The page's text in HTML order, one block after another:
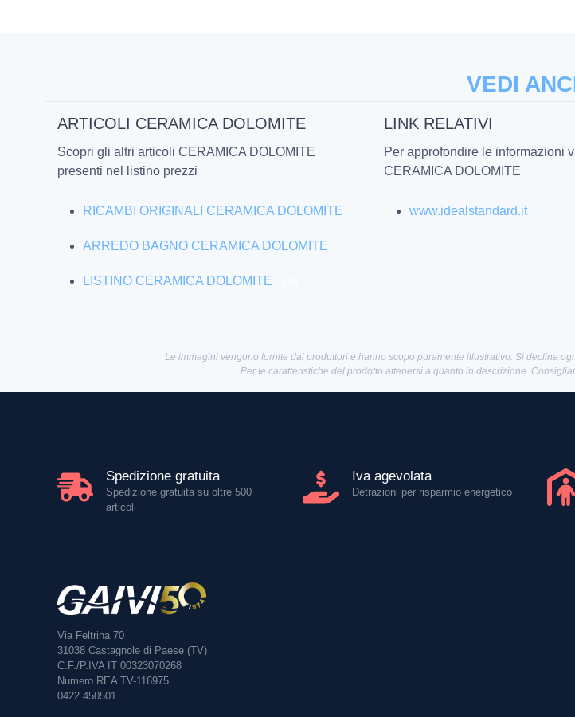
VEDI
ARTICOLI CERAMICA DOLOMITE
Scopri gli altri articoli CERAMICA DOLOMITE
presenti nel listino prezzi
RICAMBI ORIGINALI CERAMICA DOLOMITE
ARREDO BAGNO CERAMICA DOLOMITE
LISTINO CERAMICA DOLOMITE
LINK RELATIVI
Per approfondire le informazioni
CERAMICA DOLOMITE
www.idealstandard.it
Le immagini vengono fornite dai produttori e hanno scopo puramente illustrativo. Si declina
Per le caratteristiche del prodotto attenersi a quanto in descrizione.
Spedizione gratuita
Spedizione gratuita su oltre 500
articoli
Iva agevolata
Detrazioni per risparmio energetico
Via Feltrina 70
31038 Castagnole di Paese (TV)
C.F./P.IVA IT 00323070268
Numero REA TV-116975
0422 450501